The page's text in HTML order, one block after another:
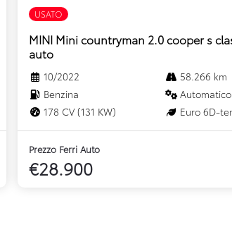
USATO
MINI Mini countryman 2.0 cooper s
auto
10/2022
58.266 km
Benzina
Automatico
178 CV (131 KW)
Euro 6D-
Prezzo Ferri Auto
€28.900